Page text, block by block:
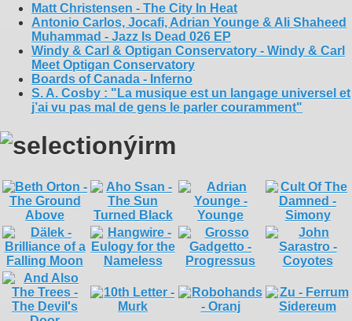
Matt Christensen - The City In Heat
Antonio Carlos, Jocafi, Adrian Younge & Ali Shaheed
Muhammad - Jazz Is Dead 026 EP
Windy & Carl & Optigan Conservatory - Windy & Carl
Meet Optigan Conservatory
Boards of Canada - Inferno
S. A. Cosby : "La musique est un langage universel et
j’ai vu pas mal de gens le parler couramment"